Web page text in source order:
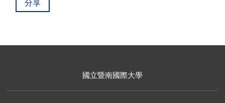
分享
國立暨南國際大學